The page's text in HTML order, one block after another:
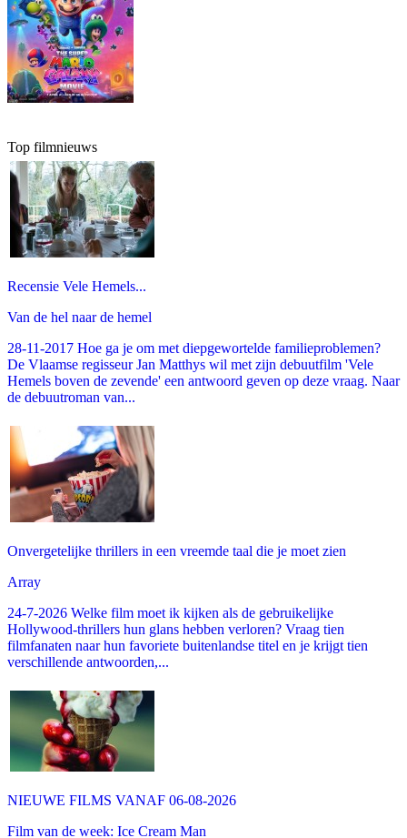
Top filmnieuws
Recensie Vele Hemels...
Van de hel naar de hemel
28-11-2017 Hoe ga je om met diepgewortelde familieproblemen?
De Vlaamse regisseur Jan Matthys wil met zijn debuutfilm 'Vele
Hemels boven de zevende' een antwoord geven op deze vraag. Naar
de debuutroman van...
Onvergetelijke thrillers in een vreemde taal die je moet zien
Array
24-7-2026 Welke film moet ik kijken als de gebruikelijke
Hollywood-thrillers hun glans hebben verloren? Vraag tien
filmfanaten naar hun favoriete buitenlandse titel en je krijgt tien
verschillende antwoorden,...
NIEUWE FILMS VANAF 06-08-2026
Film van de week: Ice Cream Man